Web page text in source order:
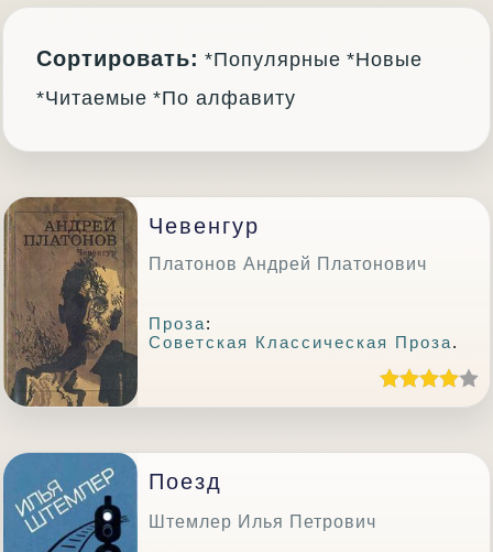
Сортировать: *Популярные *Новые
*Читаемые *По алфавиту
Чевенгур
Платонов Андрей Платонович
Проза:
Советская Классическая Проза.
Поезд
Штемлер Илья Петрович